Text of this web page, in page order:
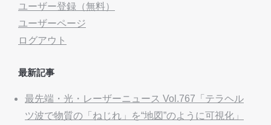
ユーザー登録（無料）
ユーザーページ
ログアウト
最新記事
最先端・光・レーザーニュース Vol.767「テラヘル
ツ波で物質の「ねじれ」を“地図”のように可視化」